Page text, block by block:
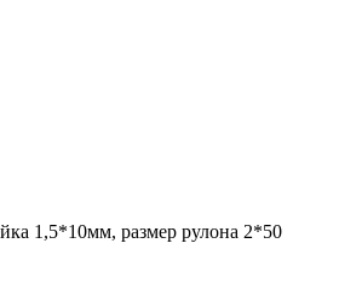
1,5*10мм, размер рулона 2*50